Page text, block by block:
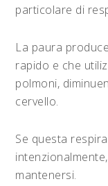
particolare di
La paura
rapido e che
polmoni,
cervello.
Se questa
mantenersi.